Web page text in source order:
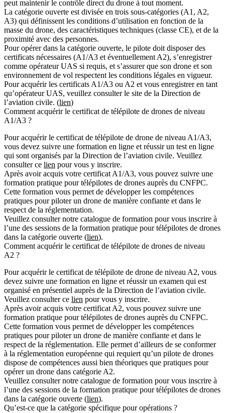
peut maintenir le contrôle direct du drone à tout moment.
La catégorie ouverte est divisée en trois sous-catégories (A1, A2,
A3) qui définissent les conditions d’utilisation en fonction de la
masse du drone, des caractéristiques techniques (classe CE), et de la
proximité avec des personnes.
Pour opérer dans la catégorie ouverte, le pilote doit disposer des
certificats nécessaires (A1/A3 et éventuellement A2), s’enregistrer
comme opérateur UAS si requis, et s’assurer que son drone et son
environnement de vol respectent les conditions légales en vigueur.
Pour acquérir les certificats A1/A3 ou A2 et vous enregistrer en tant
qu’opérateur UAS, veuillez consulter le site de la Direction de
l’aviation civile. (lien)
Comment acquérir le certificat de télépilote de drones de niveau
A1/A3 ?
Pour acquérir le certificat de télépilote de drone de niveau A1/A3,
vous devez suivre une formation en ligne et réussir un test en ligne
qui sont organisés par la Direction de l’aviation civile. Veuillez
consulter ce lien pour vous y inscrire.
Après avoir acquis votre certificat A1/A3, vous pouvez suivre une
formation pratique pour télépilotes de drones auprès du CNFPC.
Cette formation vous permet de développer les compétences
pratiques pour piloter un drone de manière confiante et dans le
respect de la réglementation.
Veuillez consulter notre catalogue de formation pour vous inscrire à
l’une des sessions de la formation pratique pour télépilotes de drones
dans la catégorie ouverte (lien).
Comment acquérir le certificat de télépilote de drones de niveau
A2 ?
Pour acquérir le certificat de télépilote de drone de niveau A2, vous
devez suivre une formation en ligne et réussir un examen qui est
organisé en présentiel auprès de la Direction de l’aviation civile.
Veuillez consulter ce lien pour vous y inscrire.
Après avoir acquis votre certificat A2, vous pouvez suivre une
formation pratique pour télépilotes de drones auprès du CNFPC.
Cette formation vous permet de développer les compétences
pratiques pour piloter un drone de manière confiante et dans le
respect de la réglementation. Elle permet d’ailleurs de se conformer
à la réglementation européenne qui requiert qu’un pilote de drones
dispose de compétences aussi bien théoriques que pratiques pour
opérer un drone dans catégorie A2.
Veuillez consulter notre catalogue de formation pour vous inscrire à
l’une des sessions de la formation pratique pour télépilotes de drones
dans la catégorie ouverte (lien).
Qu’est-ce que la catégorie spécifique pour opérations ?